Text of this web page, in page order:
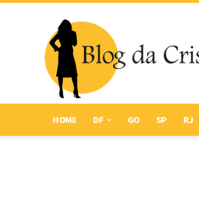
HOME DF GO SP RJ